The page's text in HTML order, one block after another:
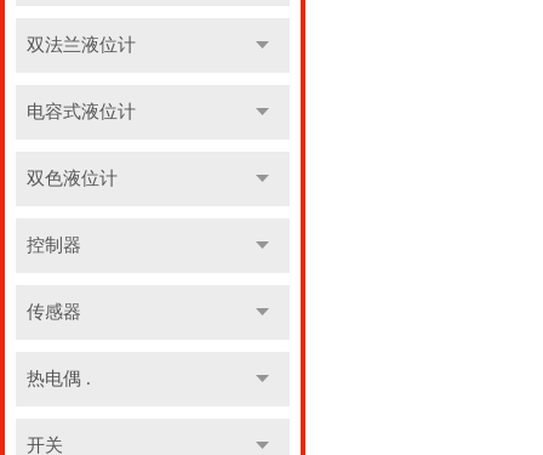
双法兰液位计
电容式液位计
双色液位计
控制器
传感器
热电偶 .
开关